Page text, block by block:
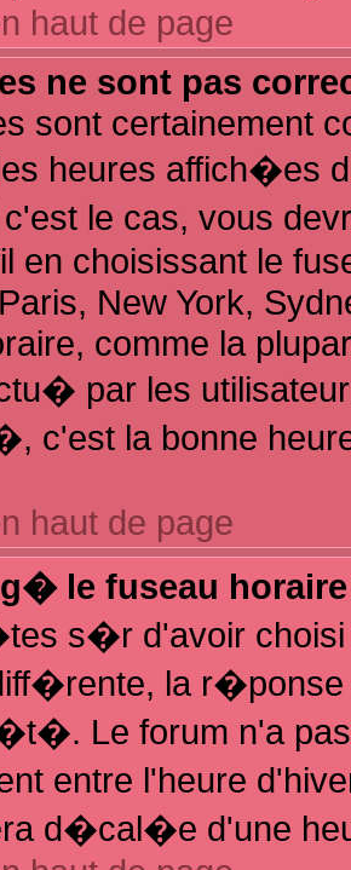
haut de page
ne sont pas
sont certainement
heures affich�es
le cas, vous
en choisissant le
New York,
comme la
par les
c'est la bonne
haut de page
le fuseau
s�r d'avoir choisi
la
Le forum n'a
entre l'heure
d�cal�e d'une